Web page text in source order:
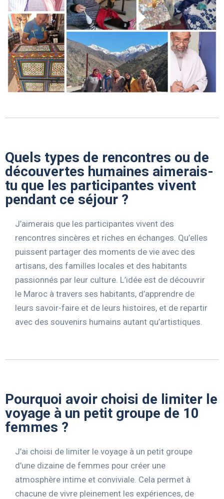
Quels types de rencontres ou de
découvertes humaines aimerais-
tu que les participantes vivent
pendant ce séjour ?
J’aimerais que les participantes vivent des
rencontres sincères et riches en échanges. Qu’elles
puissent partager des moments de vie avec des
artisans, des familles locales et des habitants
passionnés par leur culture. L’idée est de découvrir
le Maroc à travers ses habitants, d’apprendre de
leurs savoir-faire et de leurs histoires, et de repartir
avec des souvenirs humains autant qu’artistiques.
Pourquoi avoir choisi de limiter le
voyage à un petit groupe de 10
femmes ?
J’ai choisi de limiter le voyage à un petit groupe
d’une dizaine de femmes pour créer une
atmosphère intime et conviviale. Cela permet à
chacune de vivre pleinement les expériences, de